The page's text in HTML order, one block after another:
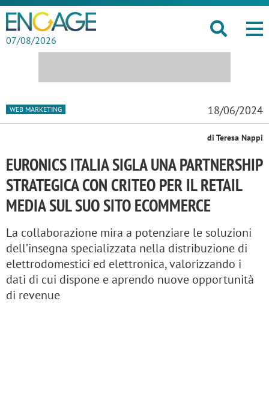
07/08/2026
WEB MARKETING 18/06/2024
di Teresa Nappi
EURONICS ITALIA SIGLA UNA PARTNERSHIP
STRATEGICA CON CRITEO PER IL RETAIL
MEDIA SUL SUO SITO ECOMMERCE
La collaborazione mira a potenziare le soluzioni
dell’insegna specializzata nella distribuzione di
elettrodomestici ed elettronica, valorizzando i
dati di cui dispone e aprendo nuove opportunità
di revenue